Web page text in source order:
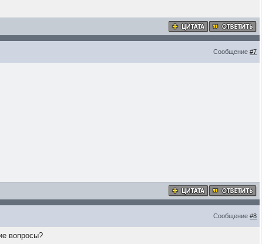
Сообщение#7
Сообщение#8
вопросы?